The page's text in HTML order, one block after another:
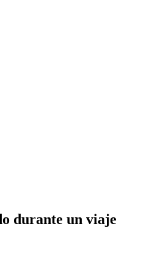
durante un viaje